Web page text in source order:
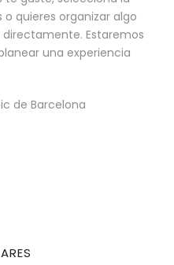
quieres organizar algo
Estaremos
una experiencia
de Barcelona